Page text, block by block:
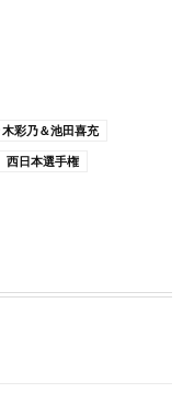
彩乃＆池田喜充
西日本選手権